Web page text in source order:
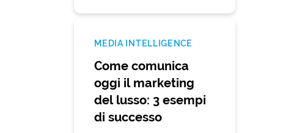
MEDIA INTELLIGENCE
Come comunica
oggi il marketing
del lusso: 3 esempi
di successo